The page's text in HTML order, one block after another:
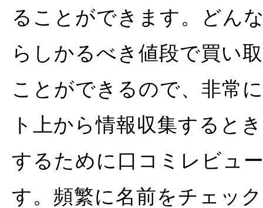
ることができます。どん
らしかるべき値段で買い
ことができるので、非常
ト上から情報収集すると
するために口コミレビュ
す。頻繁に名前をチェッ